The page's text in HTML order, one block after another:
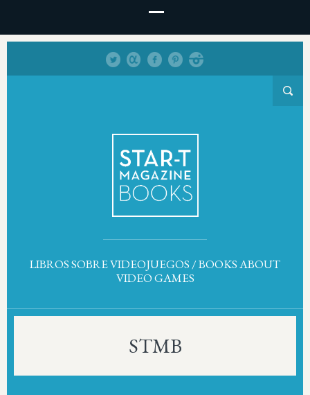
LIBROS SOBRE VIDEOJUEGOS / BOOKS ABOUT
VIDEO GAMES
STMB